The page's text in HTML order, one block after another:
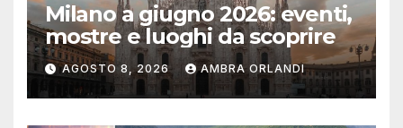
Milano a giugno 2026: eventi,
mostre e luoghi da scoprire
AGOSTO 8, 2026 AMBRA ORLANDI